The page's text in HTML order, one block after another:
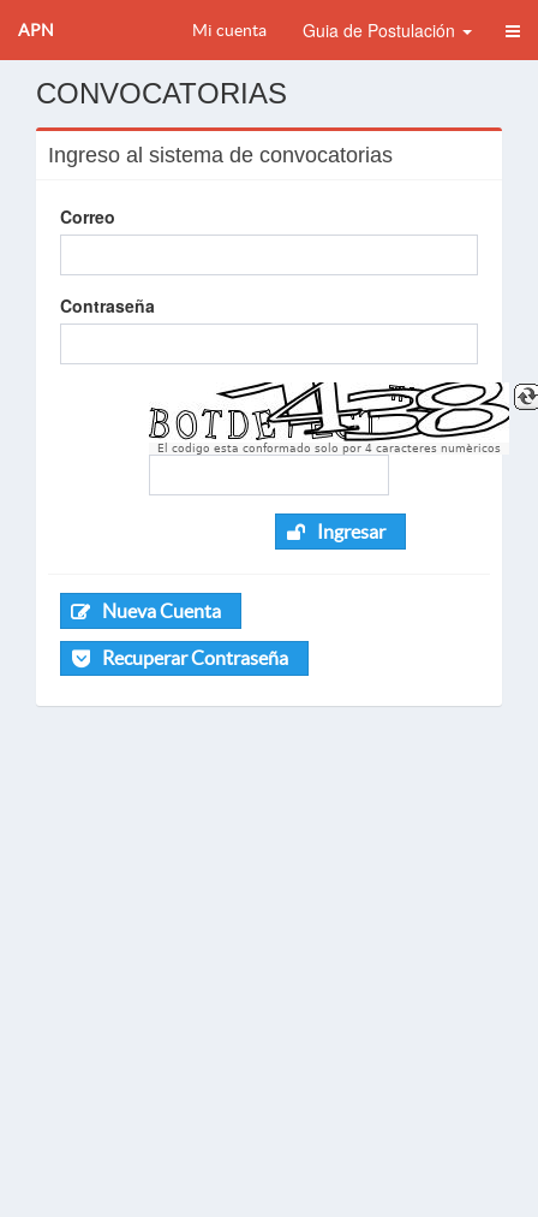
APN Mi cuenta Guia de Postulación
CONVOCATORIAS
Ingreso al sistema de convocatorias
Correo
Contraseña
El codigo esta conformado solo por 4 caracteres numèricos
Ingresar
Nueva Cuenta
Recuperar Contraseña